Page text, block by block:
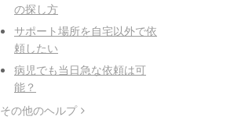
の探し方
サポート場所を自宅以外で依
頼したい
病児でも当日急な依頼は可
能？
その他のヘルプ